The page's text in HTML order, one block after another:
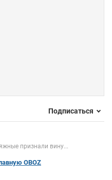
Подписаться
признали вину...
OBOZ